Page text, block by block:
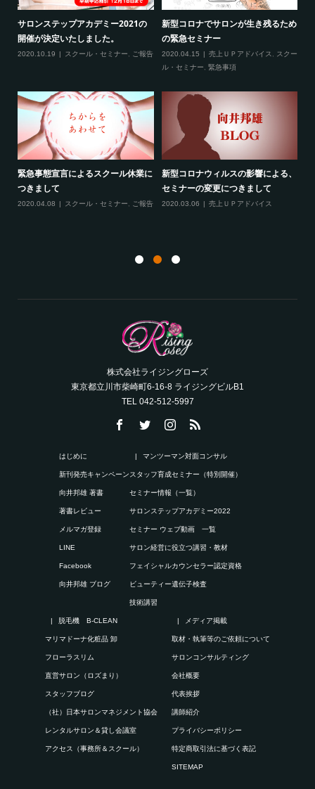
サロンステップアカデミー2021の
開催が決定いたしました。
2020.10.19 スクール・セミナー ご報告
新型コロナでサロンが生き残るため
の緊急セミナー
2020.04.15 売上ＵＰアドバイス
スクー
ル・セミナー
緊急事項
緊急事態宣言によるスクール休業に
つきまして
2020.04.08 スクール・セミナー ご報告
新型コロナウィルスの影響による、
セミナーの変更につきまして
2020.03.06 売上ＵＰアドバイス
株式会社ライジングローズ
東京都立川市柴崎町6-16-8 ライジングビルB1
TEL 042-512-5997
はじめに
新刊発売キャンペーン
向井邦雄 著書
著書レビュー
メルマガ登録
LINE
Facebook
向井邦雄 ブログ
マンツーマン対面コンサル
スタッフ育成セミナー（特別開催）
セミナー情報（一覧）
サロンステップアカデミー2022
セミナー ウェブ動画 一覧
サロン経営に役立つ講習・教材
フェイシャルカウンセラー認定資格
ビューティー遺伝子検査
技術講習
脱毛機 B-CLEAN
マリマドーナ化粧品 卸
フローラスリム
直営サロン（ロズまり）
スタッフブログ
（社）日本サロンマネジメント協会
レンタルサロン＆貸し会議室
アクセス（事務所＆スクール）
メディア掲載
取材・執筆等のご依頼について
サロンコンサルティング
会社概要
代表挨拶
講師紹介
プライバシーポリシー
特定商取引法に基づく表記
SITEMAP